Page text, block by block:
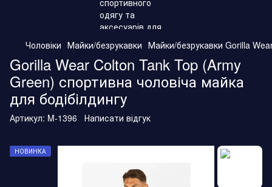
Чоловіки Майки/безрукавки Майки/безрукавки Gorilla
Gorilla Wear Colton Tank Top (Army
Green) спортивна чоловіча майка
для бодібілдингу
Артикул: M-1396 Написати відгук
НОВИНКА